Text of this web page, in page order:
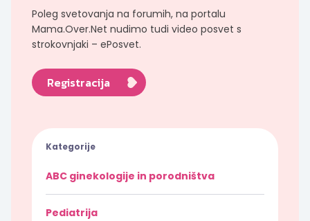
Poleg svetovanja na forumih, na portalu
Mama.Over.Net nudimo tudi video posvet s
strokovnjaki – ePosvet.
Registracija
Kategorije
ABC ginekologije in porodništva
Pediatrija